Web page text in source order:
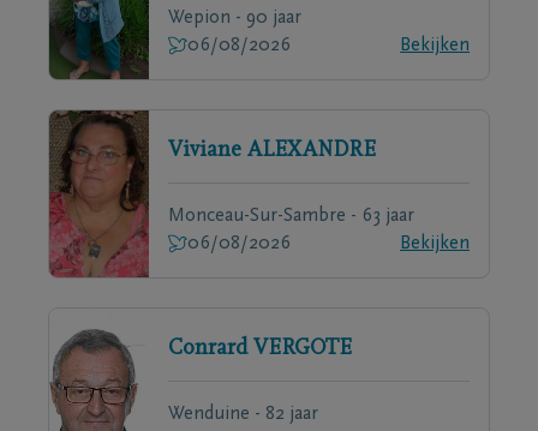
Wepion - 90 jaar
06/08/2026
Bekijken
Viviane ALEXANDRE
Monceau-Sur-Sambre - 63 jaar
06/08/2026
Bekijken
Conrard VERGOTE
Wenduine - 82 jaar